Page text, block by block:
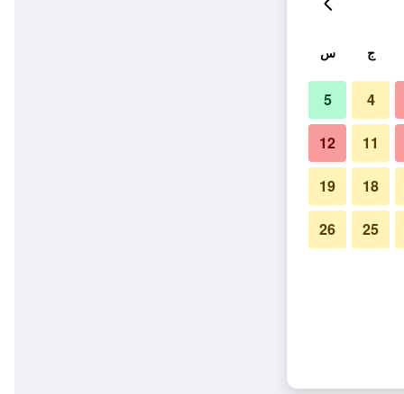
ج س
4
5
11
12
18
19
25
26